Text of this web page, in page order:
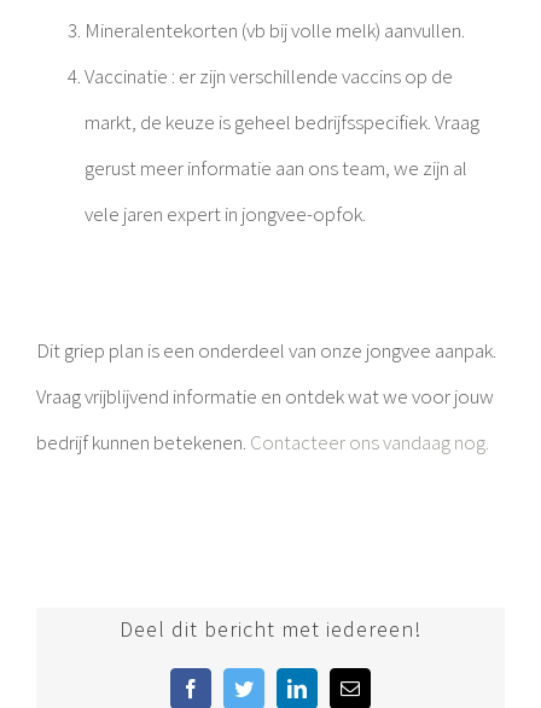
Mineralentekorten (vb bij volle melk) aanvullen.
Vaccinatie : er zijn verschillende vaccins op de
markt, de keuze is geheel bedrijfsspecifiek. Vraag
gerust meer informatie aan ons team, we zijn al
vele jaren expert in jongvee-opfok.
Dit griep plan is een onderdeel van onze jongvee aanpak.
Vraag vrijblijvend informatie en ontdek wat we voor jouw
bedrijf kunnen betekenen. Contacteer ons vandaag nog.
Deel dit bericht met iedereen!
FacebookTwitterLinkedIn
E-